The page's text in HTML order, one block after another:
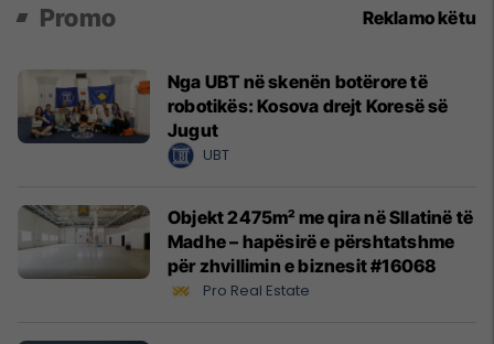
Promo Reklamo këtu
Nga UBT në skenën botërore të
robotikës: Kosova drejt Koresë së
Jugut
UBT
Objekt 2475m² me qira në Sllatinë të
Madhe – hapësirë e përshtatshme
për zhvillimin e biznesit #16068
Pro Real Estate